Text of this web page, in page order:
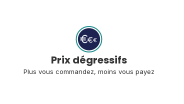
Prix dégressifs
Plus vous commandez, moins vous payez